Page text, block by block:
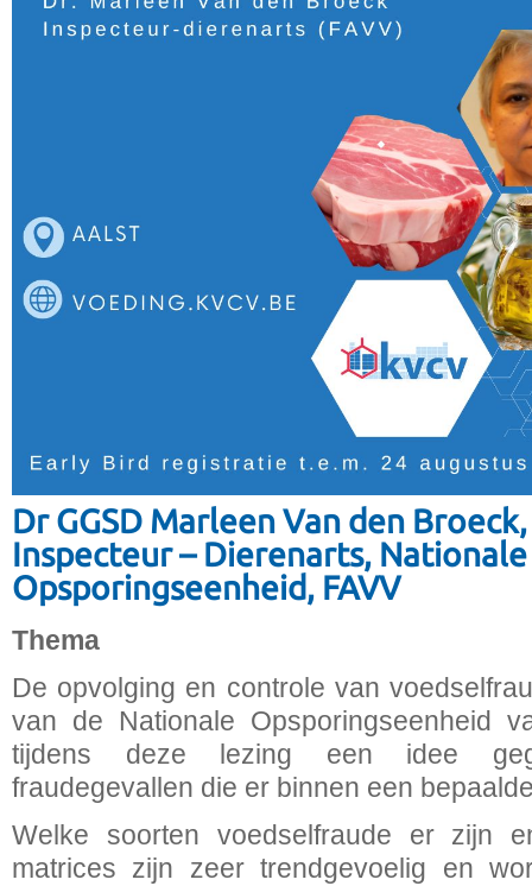
Dr GGSD Marleen Van den Broeck,
Inspecteur – Dierenarts, Nationale
Opsporingseenheid, FAVV
Thema
De opvolging en controle van
van de Nationale Opsporingseenheid
tijdens deze lezing een idee
fraudegevallen die er binnen een
Welke soorten voedselfraude er zijn
matrices zijn zeer trendgevoelig en